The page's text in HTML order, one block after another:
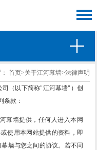
首页>关于江河幕墙>法律声明
（以下简称"江河幕墙"）创
条款：
墙提供，任何人进入本网
使用本网站提供的资料，即
墙与您之间的协议。若不同